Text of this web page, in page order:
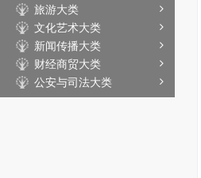
旅游大类
文化艺术大类
新闻传播大类
财经商贸大类
公安与司法大类